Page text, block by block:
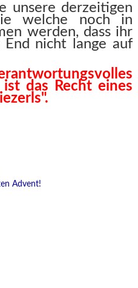
unsere derzeitigen
welche noch in
werden, dass ihr
End nicht lange auf
das Recht eines
Advent!